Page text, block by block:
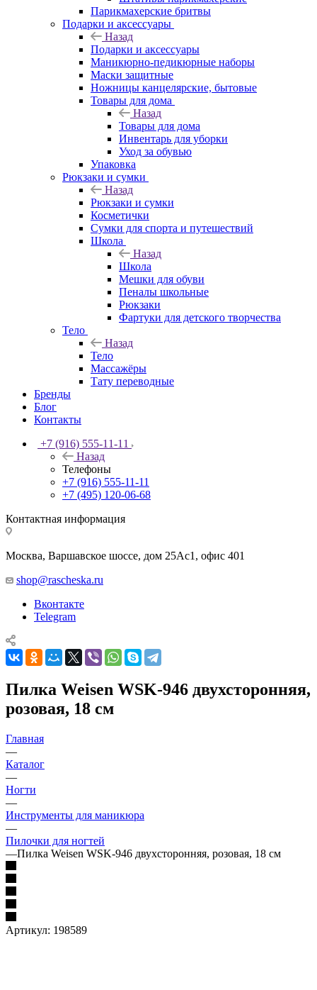
Парикмахерские бритвы
Подарки и аксессуары
Назад
Подарки и аксессуары
Маникюрно-педикюрные наборы
Маски защитные
Ножницы канцелярские, бытовые
Товары для дома
Назад
Товары для дома
Инвентарь для уборки
Уход за обувью
Упаковка
Рюкзаки и сумки
Назад
Рюкзаки и сумки
Косметички
Сумки для спорта и путешествий
Школа
Назад
Школа
Мешки для обуви
Пеналы школьные
Рюкзаки
Фартуки для детского творчества
Тело
Назад
Тело
Массажёры
Тату переводные
Бренды
Блог
Контакты
+7 (916) 555-11-11
Назад
Телефоны
+7 (916) 555-11-11
+7 (495) 120-06-68
Контактная информация
Москва, Варшавское шоссе, дом 25Аc1, офис 401
shop@rascheska.ru
Вконтакте
Telegram
Пилка Weisen WSK-946 двухсторонняя,
розовая, 18 см
Главная
—
Каталог
—
Ногти
—
Инструменты для маникюра
—
Пилочки для ногтей
—Пилка Weisen WSK-946 двухсторонняя, розовая, 18 см
Артикул: 198589